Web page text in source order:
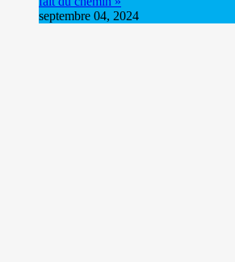
septembre 04, 2024